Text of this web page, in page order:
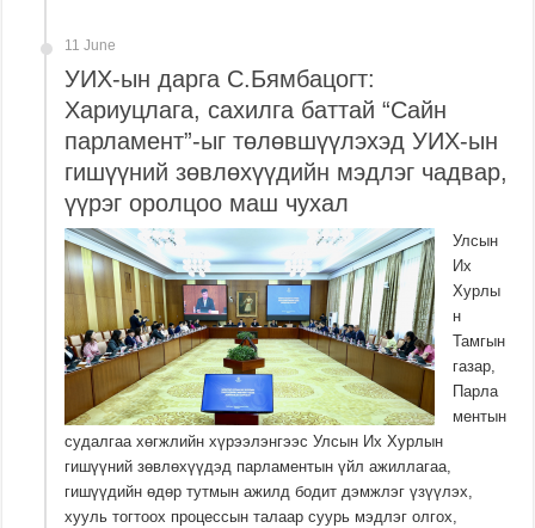
11 June
УИХ-ын дарга С.Бямбацогт:
Хариуцлага, сахилга баттай “Сайн
парламент”-ыг төлөвшүүлэхэд УИХ-ын
гишүүний зөвлөхүүдийн мэдлэг чадвар,
үүрэг оролцоо маш чухал
Улсын
Их
Хурлы
н
Тамгын
газар,
Парла
ментын
судалгаа хөгжлийн хүрээлэнгээс Улсын Их Хурлын
гишүүний зөвлөхүүдэд парламентын үйл ажиллагаа,
гишүүдийн өдөр тутмын ажилд бодит дэмжлэг үзүүлэх,
хууль тогтоох процессын талаар суурь мэдлэг олгох,